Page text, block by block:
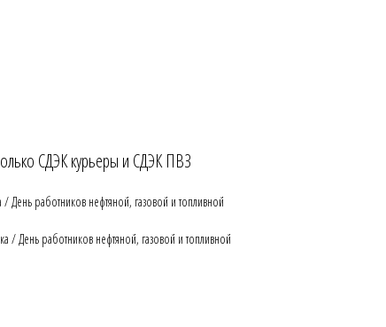
СДЭК курьеры и СДЭК ПВЗ
День работников нефтяной, газовой и топливной
/ День работников нефтяной, газовой и топливной